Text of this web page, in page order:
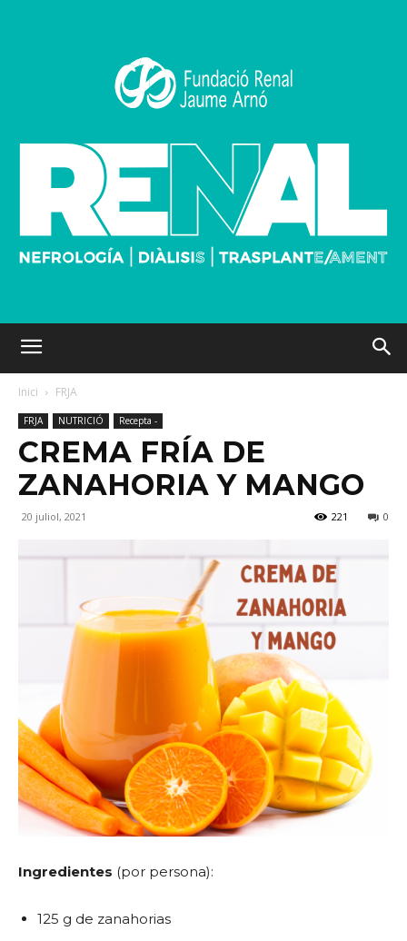
Inici FRJA
FRJA NUTRICIÓ Recepta -
CREMA FRÍA DE
ZANAHORIA Y MANGO
20 juliol, 2021 0
221
Ingredientes (por persona):
125 g de zanahorias